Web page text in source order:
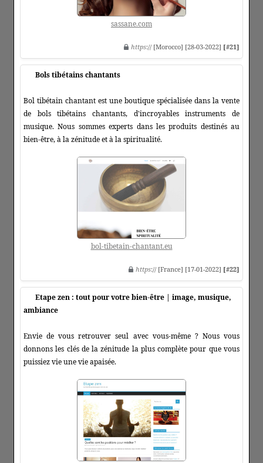
sassane.com
https:// [Morocco] [28-03-2022] [#21]
Bols tibétains chantants
Bol tibétain chantant est une boutique spécialisée dans la vente
de bols tibétains chantants, d'incroyables instruments de
musique. Nous sommes experts dans les produits destinés au
bien-être, à la zénitude et à la spiritualité.
bol-tibetain-chantant.eu
https:// [France] [17-01-2022] [#22]
Etape zen : tout pour votre bien-être | image, musique,
ambiance
Envie de vous retrouver seul avec vous-même ? Nous vous
donnons les clés de la zénitude la plus complète pour que vous
puissiez vie une vie apaisée.